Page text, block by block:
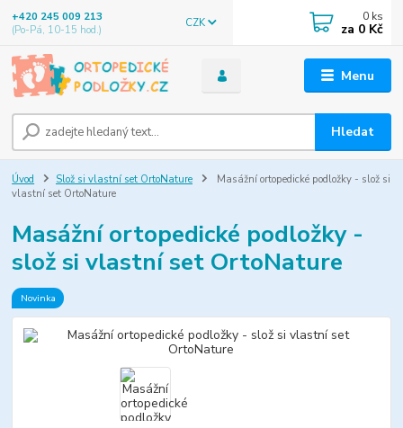
Menu
CZK
Hledat
+420 245 009 213
(Po-Pá, 10-15 hod.)
0 ks
za 0 Kč
Úvod Slož si vlastní set OrtoNature
Masážní ortopedické podložky - slož si
vlastní set OrtoNature
Masážní ortopedické podložky -
slož si vlastní set OrtoNature
Novinka